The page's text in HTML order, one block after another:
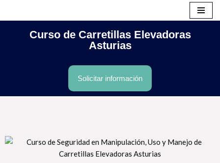
Curso de Carretillas Elevadoras
Asturias
Solicitar información